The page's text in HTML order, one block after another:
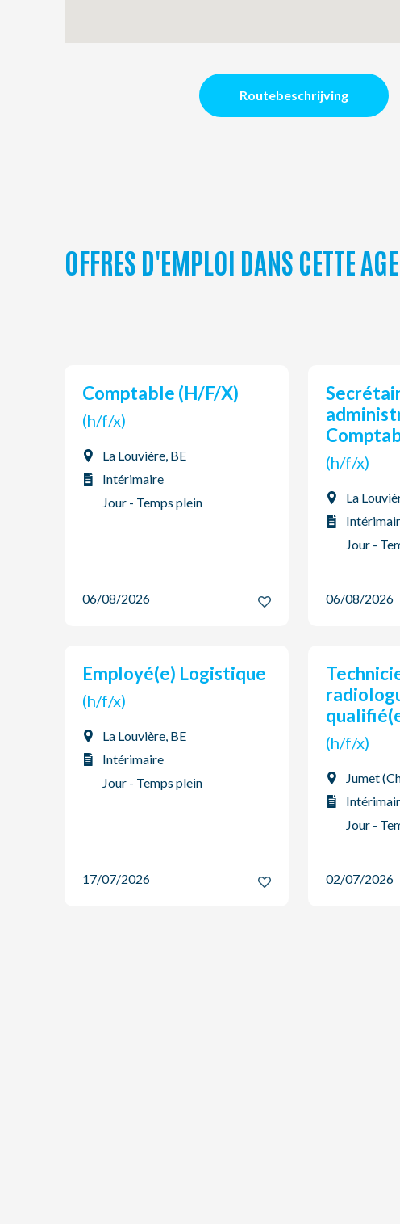
Routebeschrijving
OFFRES D'EMPLOI DANS CETTE
Comptable (H/F/X)
(h/f/x)
La Louvière, BE
Intérimaire
Jour - Temps plein
06/08/2026
Secrétaire
(h/f/x)
La
Jour -
06/08/2026
Employé(e) Logistique
(h/f/x)
La Louvière, BE
Intérimaire
Jour - Temps plein
17/07/2026
Technicien(ne)
(h/f/x)
Jumet
Jour -
02/07/2026